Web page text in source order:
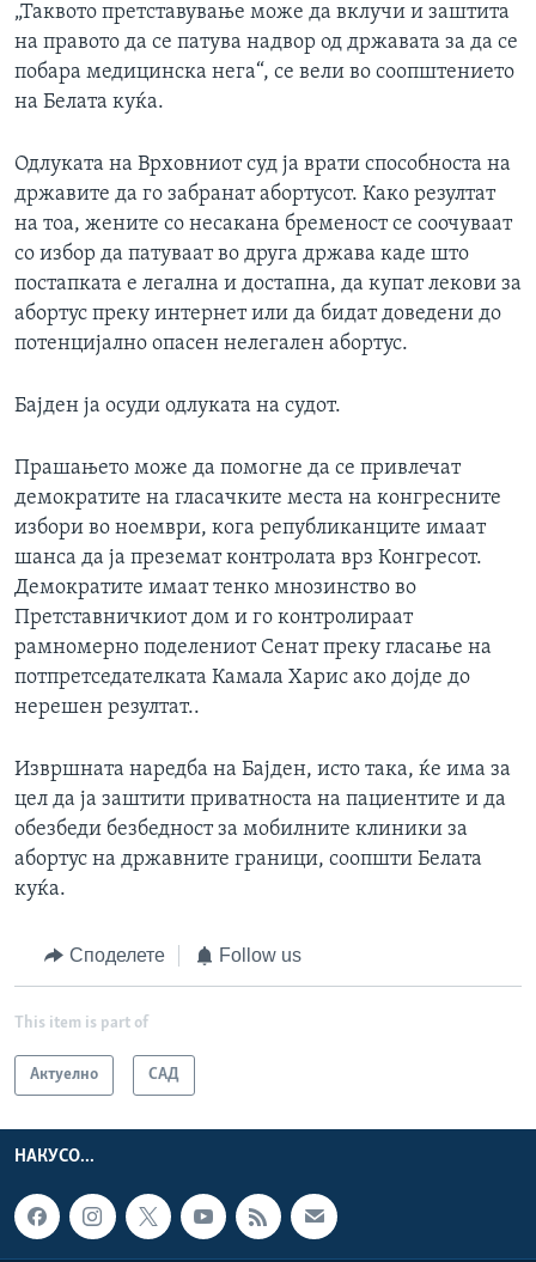
„Таквото претставување може да вклучи и заштита
на правото да се патува надвор од државата за да се
побара медицинска нега“, се вели во соопштението
на Белата куќа.
Одлуката на Врховниот суд ја врати способноста на
државите да го забранат абортусот. Како резултат
на тоа, жените со несакана бременост се соочуваат
со избор да патуваат во друга држава каде што
постапката е легална и достапна, да купат лекови за
абортус преку интернет или да бидат доведени до
потенцијално опасен нелегален абортус.
Бајден ја осуди одлуката на судот.
Прашањето може да помогне да се привлечат
демократите на гласачките места на конгресните
избори во ноември, кога републиканците имаат
шанса да ја преземат контролата врз Конгресот.
Демократите имаат тенко мнозинство во
Претставничкиот дом и го контролираат
рамномерно поделениот Сенат преку гласање на
потпретседателката Камала Харис ако дојде до
нерешен резултат..
Извршната наредба на Бајден, исто така, ќе има за
цел да ја заштити приватноста на пациентите и да
обезбеди безбедност за мобилните клиники за
абортус на државните граници, соопшти Белата
куќа.
Споделете Follow us
This item is part of
Актуелно САД
НАКУСО...